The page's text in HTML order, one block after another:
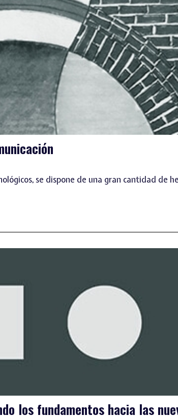
se dispone de una gran cantidad de
los fundamentos hacia las